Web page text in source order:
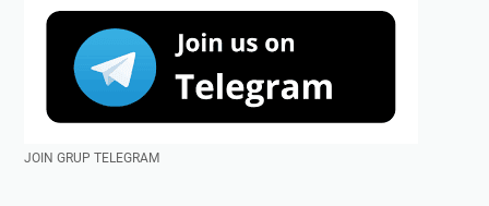
JOIN GRUP TELEGRAM